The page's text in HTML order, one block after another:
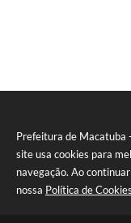
Prefeitura de Macatuba
site usa cookies para
navegação. Ao
nossa Política de Cookies